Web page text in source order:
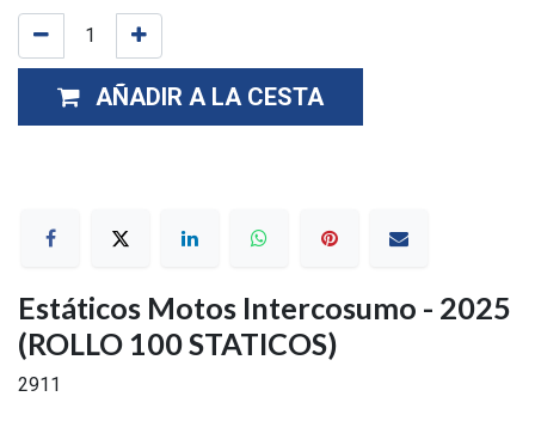
AÑADIR A LA CESTA
Estáticos Motos Intercosumo - 2025
(ROLLO 100 STATICOS)
2911